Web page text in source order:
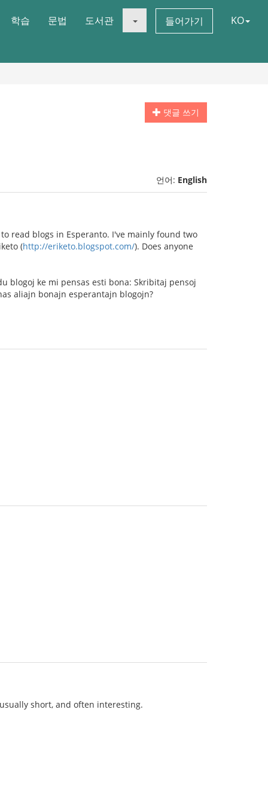
학습 문법 도서관 들어가기 KO
댓글 쓰기
언어: English
read blogs in Esperanto. I've mainly found two
(http://eriketo.blogspot.com/). Does anyone
blogoj ke mi pensas esti bona: Skribitaj pensoj
aliajn bonajn esperantajn blogojn?
short, and often interesting.